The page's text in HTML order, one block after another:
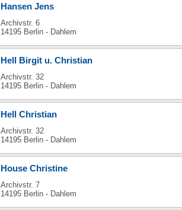
Hansen Jens
Archivstr. 6
14195 Berlin - Dahlem
Hell Birgit u. Christian
Archivstr. 32
14195 Berlin - Dahlem
Hell Christian
Archivstr. 32
14195 Berlin - Dahlem
House Christine
Archivstr. 7
14195 Berlin - Dahlem